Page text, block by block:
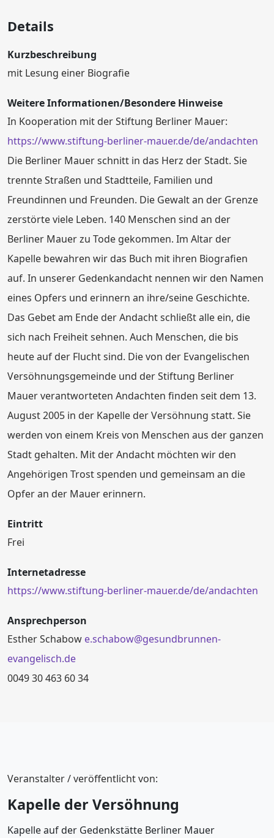
Details
Kurzbeschreibung
mit Lesung einer Biografie
Weitere Informationen/Besondere Hinweise
In Kooperation mit der Stiftung Berliner Mauer:
https://www.stiftung-berliner-mauer.de/de/andachten
Die Berliner Mauer schnitt in das Herz der Stadt. Sie
trennte Straßen und Stadtteile, Familien und
Freundinnen und Freunden. Die Gewalt an der Grenze
zerstörte viele Leben. 140 Menschen sind an der
Berliner Mauer zu Tode gekommen. Im Altar der
Kapelle bewahren wir das Buch mit ihren Biografien
auf. In unserer Gedenkandacht nennen wir den Namen
eines Opfers und erinnern an ihre/seine Geschichte.
Das Gebet am Ende der Andacht schließt alle ein, die
sich nach Freiheit sehnen. Auch Menschen, die bis
heute auf der Flucht sind. Die von der Evangelischen
Versöhnungsgemeinde und der Stiftung Berliner
Mauer verantworteten Andachten finden seit dem 13.
August 2005 in der Kapelle der Versöhnung statt. Sie
werden von einem Kreis von Menschen aus der ganzen
Stadt gehalten. Mit der Andacht möchten wir den
Angehörigen Trost spenden und gemeinsam an die
Opfer an der Mauer erinnern.
Eintritt
Frei
Internetadresse
https://www.stiftung-berliner-mauer.de/de/andachten
Ansprechperson
Esther Schabow e.schabow@gesundbrunnen-
evangelisch.de
0049 30 463 60 34
Veranstalter / veröffentlicht von:
Kapelle der Versöhnung
Kapelle auf der Gedenkstätte Berliner Mauer